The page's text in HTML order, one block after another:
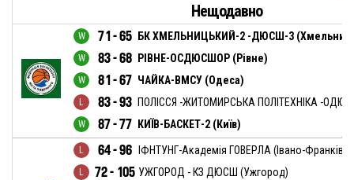
Нещодавно
71 - 65 БК ХМЕЛЬНИЦЬКИЙ-2 -ДЮСШ-3
83 - 68 РІВНЕ-ОСДЮСШОР (Рівне)
81 - 67 ЧАЙКА-ВМСУ (Одеса)
83 - 93 ПОЛІССЯ -ЖИТОМИРСЬКА ПОЛІТЕХНІКА -
87 - 77 КИЇВ-БАСКЕТ-2 (Київ)
64 - 96 ІФНТУНГ-Академія ГОВЕРЛА (Івано-
72 - 105 УЖГОРОД - КЗ ДЮСШ (Ужгород)